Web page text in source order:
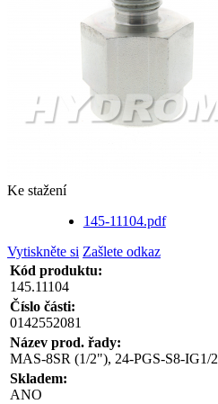
Ke stažení
145-11104.pdf
Vytiskněte si Zašlete odkaz
Kód produktu:
145.11104
Číslo části:
0142552081
Název prod. řady:
MAS-8SR (1/2"), 24-PGS-S8-IG1/
Skladem:
ANO